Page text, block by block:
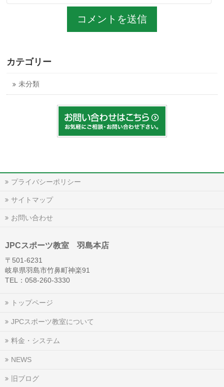
カテゴリー
未分類
プライバシーポリシー
サイトマップ
お問い合わせ
JPCスポーツ教室 羽島本店
〒501-6231
岐阜県羽島市竹鼻町神楽91
TEL：058-260-3330
トップページ
JPCスポーツ教室について
料金・システム
NEWS
旧ブログ